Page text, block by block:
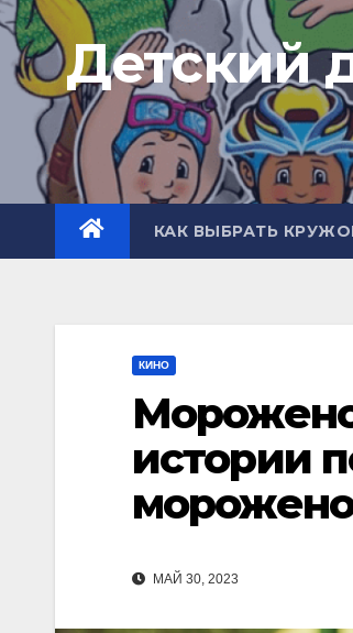
Перейти
содержимомуДетский
КАК ВЫБРАТЬ
КИНО
истории
МАЙ 30, 2023